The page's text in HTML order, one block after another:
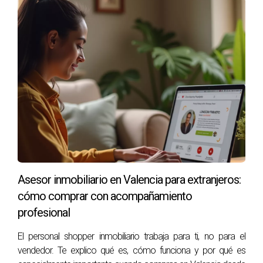
SENDERISMO
El senderismo en la Comunidad Valenciana no solo es
un pasatiempo agradable, sino que también ofrece
múltiples beneficios. Físicamente, mejora la salud
cardiovascular y la resistencia. Emocionalmente,
proporciona una excelente forma de reducir el estrés
y fomentar la salud mental. Además, permite a los
nuevos residentes conectarse con su entorno y la
comunidad local.
El senderismo es una poderosa herramienta
de bienestar, un camino hacia la salud y la
la naturaleza.
Asesor inmobiliario en Valencia para extranjeros:
cómo comprar con acompañamiento
profesional
El personal shopper inmobiliario trabaja para ti, no para el
vendedor. Te explico qué es, cómo funciona y por qué es